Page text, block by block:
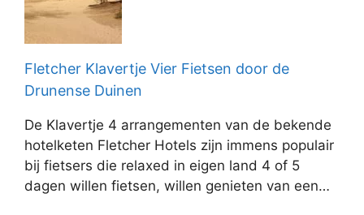
Fletcher Klavertje Vier Fietsen door de
Drunense Duinen
De Klavertje 4 arrangementen van de bekende
hotelketen Fletcher Hotels zijn immens populair
bij fietsers die relaxed in eigen land 4 of 5
dagen willen fietsen, willen genieten van een…